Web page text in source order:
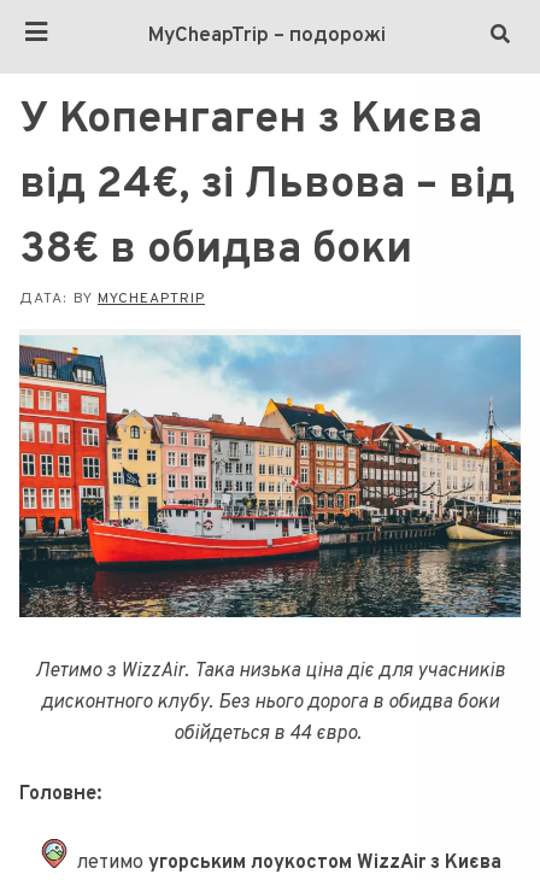
MyCheapTrip – подорожі
У Копенгаген з Києва
від 24€, зі Львова – від
38€ в обидва боки
ДАТА: BY MYCHEAPTRIP
Летимо з WizzAir. Така низька ціна діє для учасників
дисконтного клубу. Без нього дорога в обидва боки
обійдеться в 44 євро.
Головне:
летимо угорським лоукостом WizzAir з Києва